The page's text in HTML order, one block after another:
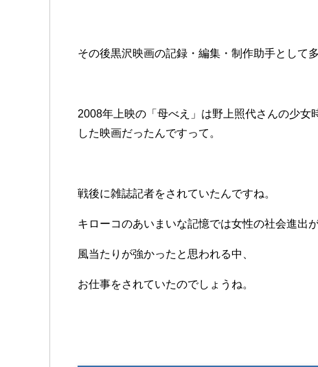
その後黒沢映画の記録・編集・制作助手として
2008年上映の「母べえ」は野上照代さんの少
した映画だったんですって。
戦後に雑誌記者をされていたんですね。
キローコのあいまいな記憶では女性の社会進出
風当たりが強かったと思われる中、
お仕事をされていたのでしょうね。